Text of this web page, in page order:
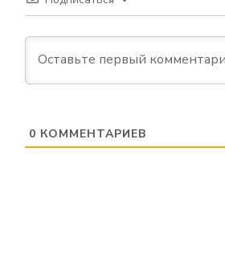
0 КОММЕНТАРИЕВ